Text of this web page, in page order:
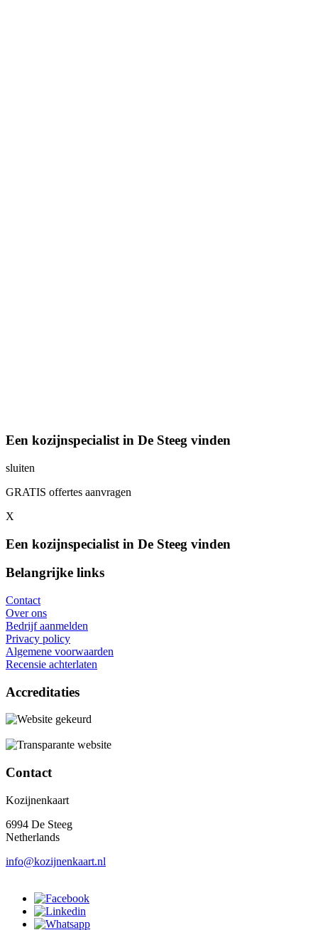
Een kozijnspecialist in De Steeg vinden
sluiten
GRATIS offertes aanvragen
X
Een kozijnspecialist in De Steeg vinden
Belangrijke links
Contact
Over ons
Bedrijf aanmelden
Privacy policy
Algemene voorwaarden
Recensie achterlaten
Accreditaties
Contact
Kozijnenkaart
6994 De Steeg
Netherlands
info@kozijnenkaart.nl